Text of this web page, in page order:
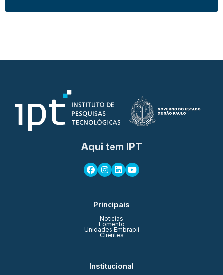
Aqui tem IPT
Principais
Notícias
Fomento
Unidades Embrapii
Clientes
Institucional